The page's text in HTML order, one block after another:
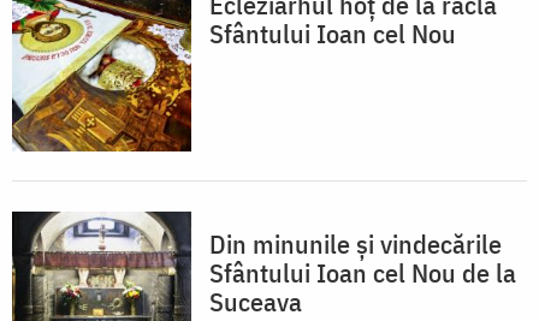
Sfântului Ioan cel Nou
Din minunile și vindecările
Sfântului Ioan cel Nou de la
Suceava